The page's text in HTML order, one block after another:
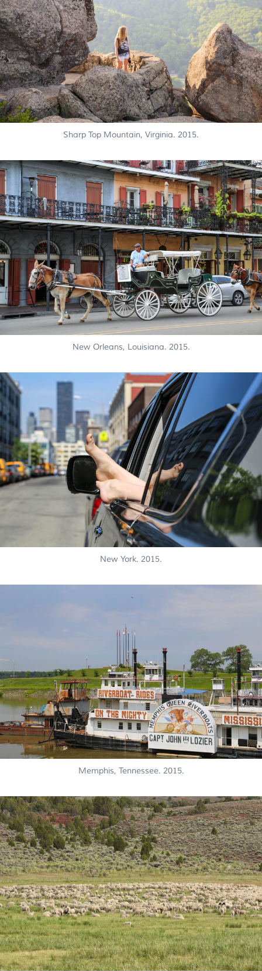
Sharp Top Mountain, Virginia. 2015.
New Orleans, Louisiana. 2015.
New York. 2015.
Memphis, Tennessee. 2015.